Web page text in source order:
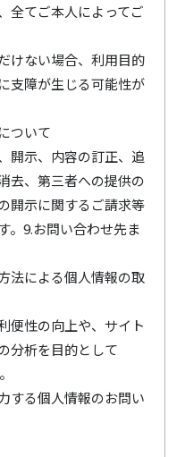
全てご本人によってご
けない場合、利用目的
支障が生じる可能性が
ついて
開示、内容の訂正、追
去、第三者への提供の
開示に関するご請求等
。9.お問い合わせ先ま
法による個人情報の取
便性の向上や、サイト
分析を目的として
する個人情報のお問い